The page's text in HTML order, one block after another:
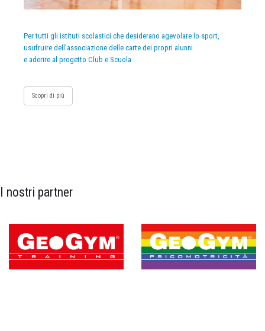
Per tutti gli istituti scolastici che desiderano agevolare lo sport,
usufruire dell’associazione delle carte dei propri alunni
e aderire al progetto Club e Scuola
Scopri di più
I nostri partner